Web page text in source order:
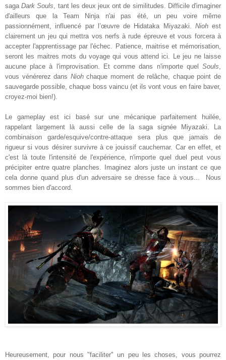
sagaDark Souls , tant les deux jeuxont de similitudes. Difficile d'imaginer
d'ailleurs que laTeam Ninja n'ai pas été, un peu voire même
passionnément , influencé par l’œuvrede Hidataka Miyazaki Niohest
clairement un jeu qui mettra vos nerfs à rude épreuve et vous forcera à
accepter l'apprentissage par l'échec.
Patience, maitriseet mémorisation
seront les maitres mots du voyage qui vous attend ici.
Le jeu ne laisse
aucune place à l'improvisation. Et comme dans n'importe quel Souls
vous vénérerez dans Niohchaque moment de relâche, chaque point de
sauvegarde possible, chaque boss vaincu (et ils vont vous en faire baver,
croyez-moi bien!).
Le gameplay est ici basé sur une mécanique parfaitement huilée,
rappelant largement là aussi celle de la saga signée Miyazaki. L a
combinaison garde/esquive/contre-attaque sera plus que jamais de
rigueur si vous désirer survivre à ce jouissifcauchemar. Car en effet, et
c'est là toute l'intensité de l'expérience, n'importe quel duel peut vous
précipiter entre quatre planches Imaginez alors juste un instant ce que
cela donne quand plus d'un adversaire se dresse face à vous...
Nous
sommes bien d'accord.
Heureusement, pour nous "faciliter" un peu les choses, vous pourrez